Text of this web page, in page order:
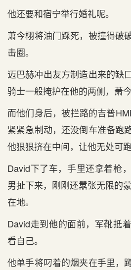
他还要和‌宿宁举行‌婚礼呢。
萧今栩将油门踩死，被撞得破
击圈。
迈巴赫冲出‌友方制造出‌来的缺
骑士一般掩护在他的两侧，萧
而他们身后‌，被拦路的吉普
紧紧急制动，还没倒车准备跑
他狠狠挤在中间，让他无处可跑
David下了车，手里还拿着枪
男扯下来，刚刚还嚣张无限的
在地。
David走到‌他的面前，军靴抵
看自己。
他单手将叼着的烟夹在手里，